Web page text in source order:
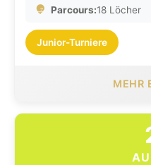
Parcours:18 Löcher
Junior-Turniere
MEHR